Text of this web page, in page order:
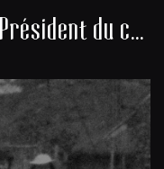
Docteur Alexis Banayan : Président du consistoire de la communauté juive de Bordeaux